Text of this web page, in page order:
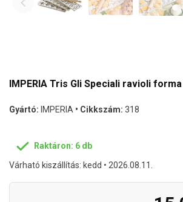
IMPERIA Tris Gli Speciali ravioli
Gyártó: IMPERIA • Cikkszám: 318
Raktáron: 6 db
Várható kiszállítás: kedd • 2026.08.11.